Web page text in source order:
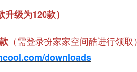
升级为120款）
（需登录扮家家空间酷进行领取）
downloads